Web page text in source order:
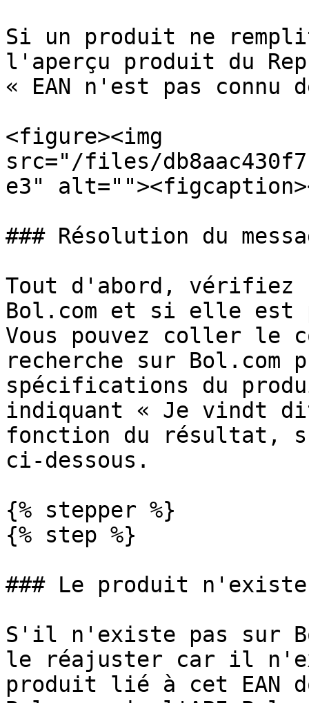
Si un produit ne
l'aperçu produit du
« EAN n'est pas connu
<figure><img
src="/files/
e3"
### Résolution du
Tout d'abord,
Bol.com et si elle est
Vous pouvez coller le
recherche sur
spécifications du
indiquant « Je vindt
fonction du résultat,
ci‑dessous.
{% stepper %}
{% step %}
### Le produit n'existe
S'il n'existe pas sur
le réajuster car il
produit lié à cet EAN